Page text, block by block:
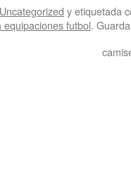
Uncategorized y etiquetada
equipaciones futbol.